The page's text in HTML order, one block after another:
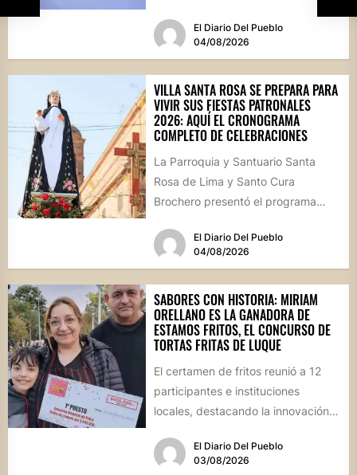
calle...
El Diario Del Pueblo
04/08/2026
VILLA SANTA ROSA SE PREPARA PARA
VIVIR SUS FIESTAS PATRONALES
2026: AQUÍ EL CRONOGRAMA
COMPLETO DE CELEBRACIONES
La Parroquia y Santuario Santa
Rosa de Lima y Santo Cura
Brochero presentó el programa
El Diario Del Pueblo
04/08/2026
SABORES CON HISTORIA: MIRIAM
ORELLANO ES LA GANADORA DE
ESTAMOS FRITOS, EL CONCURSO DE
TORTAS FRITAS DE LUQUE
El certamen de fritos reunió a 12
participantes e instituciones
locales, destacando la innovación
El Diario Del Pueblo
03/08/2026